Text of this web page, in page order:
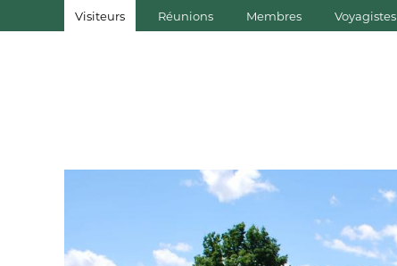
Visiteurs Réunions Membres Voyagistes